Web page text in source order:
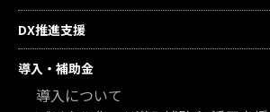
DX推進支援
導入・補助金
導入について